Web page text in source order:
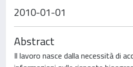
2010-01-01
Abstract
Il lavoro nasce dalla necessità di